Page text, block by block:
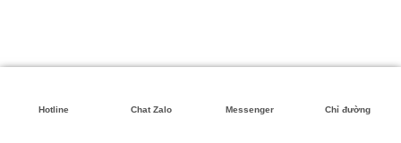
Hotline Chat Zalo Messenger Chỉ đường